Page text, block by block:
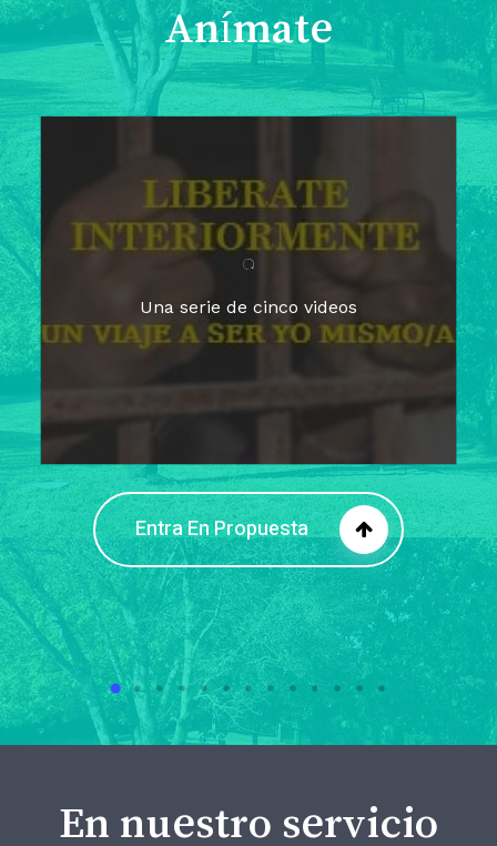
Anímate
Una serie de cinco videos
Para un tiempo de
Cuaresma
El camino hacia la libertad
Barreras de la libertad interior
Fortaleciendo mi libertad
Entra En Propuesta
En nuestro servicio